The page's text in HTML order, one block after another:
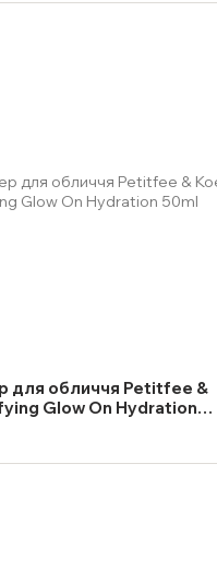
для обличчя Petitfee &
Glow On Hydration